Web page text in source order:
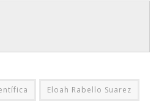
Eloah Rabello Suarez